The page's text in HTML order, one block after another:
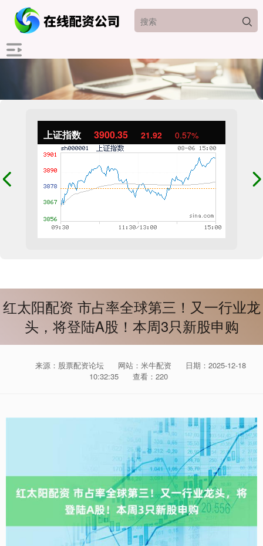
上证指数 3900.35 21.92 0.57%
红太阳配资 市占率全球第三！又一行业龙
头，将登陆A股！本周3只新股申购
来源：股票配资论坛 网站：米牛配资
日期：2025-12-18
10:32:35
查看：220